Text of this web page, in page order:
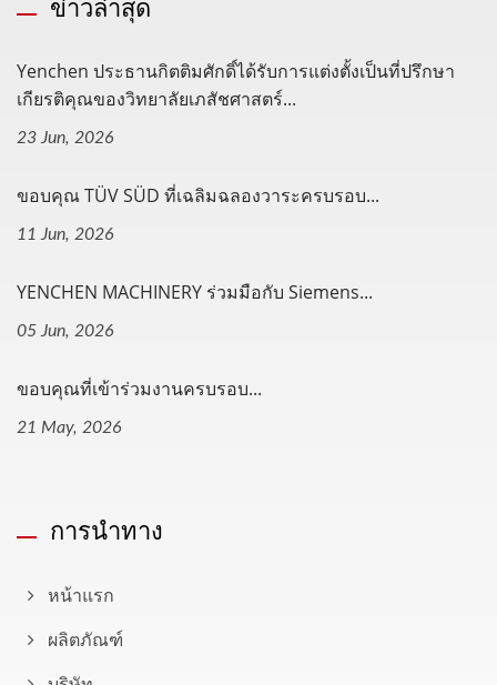
ข่าวล่าสุด
Yenchen ประธานกิตติมศักดิ์ได้รับการแต่งตั้งเป็นที่ปรึกษา
เกียรติคุณของวิทยาลัยเภสัชศาสตร์...
23 Jun, 2026
ขอบคุณ TÜV SÜD ที่เฉลิมฉลองวาระครบรอบ...
11 Jun, 2026
YENCHEN MACHINERY ร่วมมือกับ Siemens...
05 Jun, 2026
ขอบคุณที่เข้าร่วมงานครบรอบ...
21 May, 2026
การนำทาง
หน้าแรก
ผลิตภัณฑ์